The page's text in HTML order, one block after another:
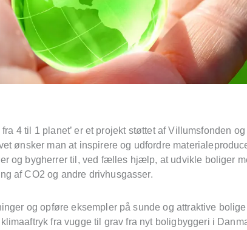
fra 4 til 1 planet’ er et projekt støttet af Villumsfonden og
ønsker man at inspirere og udfordre
og bygherrer til, ved fælles hjælp, at udvikle boliger
af CO2 og andre drivhusgasser.
og opføre eksempler på sunde og attraktive
fra vugge til grav fra nyt boligbyggeri i